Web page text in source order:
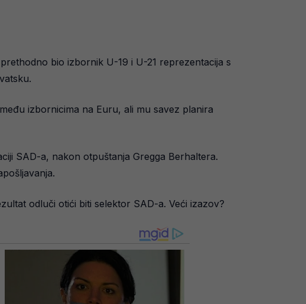
bio izbornik U-19 i U-21 reprezentacija s
izbornicima na Euru, ali mu savez planira
SAD-a, nakon otpuštanja Gregga Berhaltera.
odluči otići biti selektor SAD-a. Veći izazov?